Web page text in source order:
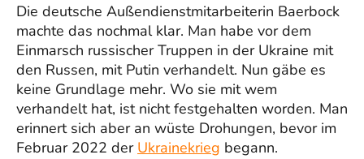
Die deutsche Außendienstmitarbeiterin Baerbock
machte das nochmal klar. Man habe vor dem
Einmarsch russischer Truppen in der Ukraine mit
den Russen, mit Putin verhandelt. Nun gäbe es
keine Grundlage mehr. Wo sie mit wem
verhandelt hat, ist nicht festgehalten worden. Man
erinnert sich aber an wüste Drohungen, bevor im
Februar 2022 der Ukrainekrieg begann.